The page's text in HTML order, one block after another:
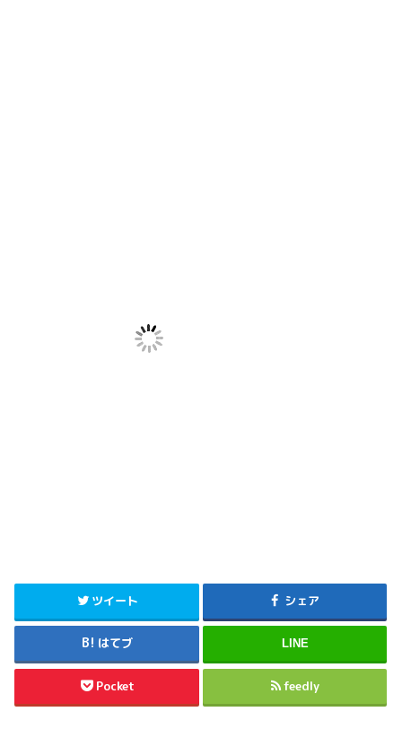
ツイート シェア
はてブ LINE
Pocket feedly